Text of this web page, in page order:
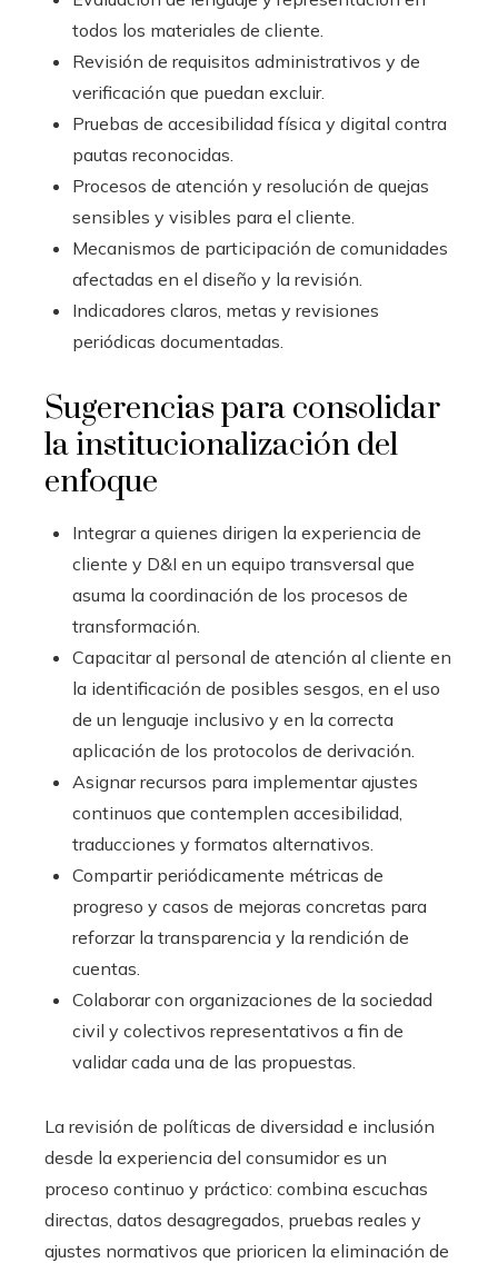
todos los materiales de cliente.
Revisión de requisitos administrativos y de
verificación que puedan excluir.
Pruebas de accesibilidad física y digital contra
pautas reconocidas.
Procesos de atención y resolución de quejas
sensibles y visibles para el cliente.
Mecanismos de participación de comunidades
afectadas en el diseño y la revisión.
Indicadores claros, metas y revisiones
periódicas documentadas.
Sugerencias para consolidar
la institucionalización del
enfoque
Integrar a quienes dirigen la experiencia de
cliente y D&I en un equipo transversal que
asuma la coordinación de los procesos de
transformación.
Capacitar al personal de atención al cliente en
la identificación de posibles sesgos, en el uso
de un lenguaje inclusivo y en la correcta
aplicación de los protocolos de derivación.
Asignar recursos para implementar ajustes
continuos que contemplen accesibilidad,
traducciones y formatos alternativos.
Compartir periódicamente métricas de
progreso y casos de mejoras concretas para
reforzar la transparencia y la rendición de
cuentas.
Colaborar con organizaciones de la sociedad
civil y colectivos representativos a fin de
validar cada una de las propuestas.
La revisión de políticas de diversidad e inclusión
desde la experiencia del consumidor es un
proceso continuo y práctico: combina escuchas
directas, datos desagregados, pruebas reales y
ajustes normativos que prioricen la eliminación de